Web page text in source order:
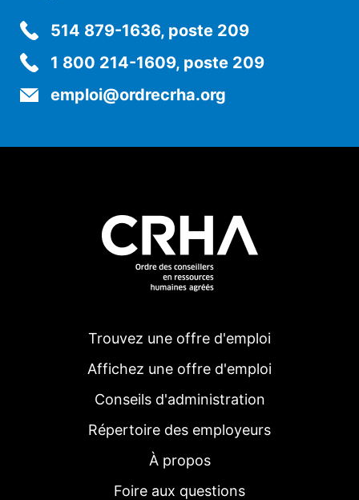
514 879-1636, poste 209
1 800 214-1609, poste 209
emploi@ordrecrha.org
Trouvez une offre d'emploi
Affichez une offre d'emploi
Conseils d'administration
Répertoire des employeurs
À propos
Foire aux questions